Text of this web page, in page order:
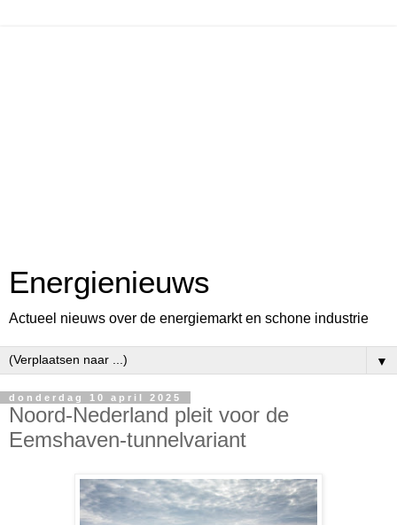
Energienieuws
Actueel nieuws over de energiemarkt en schone industrie
▼
donderdag 10 april 2025
Noord-Nederland pleit voor de
Eemshaven-tunnelvariant